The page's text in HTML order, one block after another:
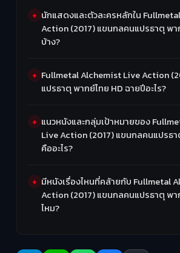
นักแสดงและตัวละครหลักใน
Action (2017) แขนกลคนแปรธาตุ พา
บ้าง?
Fullmetal Alchemist Live Action
แปรธาตุ พากย์ไทย HD ฉายปีอะไร?
แนวหนังและกลุ่มเป้าหมายของ
Live Action (2017) แขนกลคนแปรธ
คืออะไร?
มีหนังเรื่องไหนที่คล้ายกับ Fullmetal
Action (2017) แขนกลคนแปรธาตุ พา
ไหม?